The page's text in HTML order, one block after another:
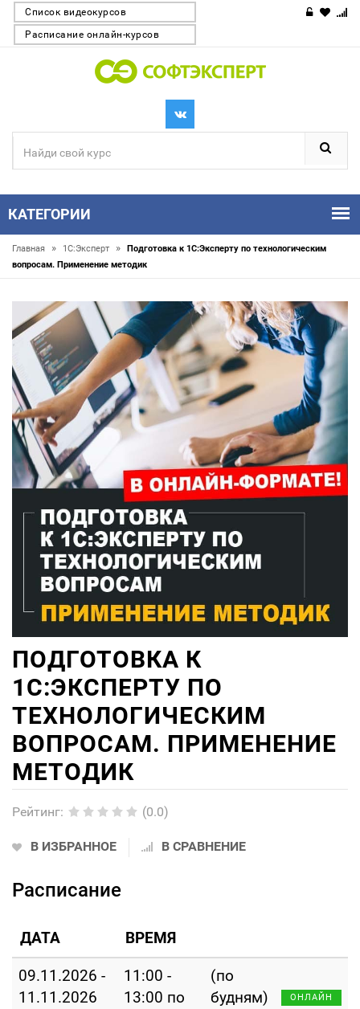
Список видеокурсов
Расписание онлайн-курсов
КАТЕГОРИИ
Главная » 1С:Эксперт »
Подготовка к 1С:Эксперту по технологическим
вопросам. Применение методик
ПОДГОТОВКА К
1С:ЭКСПЕРТУ ПО
ТЕХНОЛОГИЧЕСКИМ
ВОПРОСАМ. ПРИМЕНЕНИЕ
МЕТОДИК
Рейтинг: (0.0)
В ИЗБРАННОЕ В СРАВНЕНИЕ
Расписание
ДАТА ВРЕМЯ
09.11.2026 -
11.11.2026
11:00 -
13:00 по
(по
будням)
ОНЛАЙН